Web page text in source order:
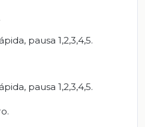
pausa 1,2,3,4,5.
pausa 1,2,3,4,5.